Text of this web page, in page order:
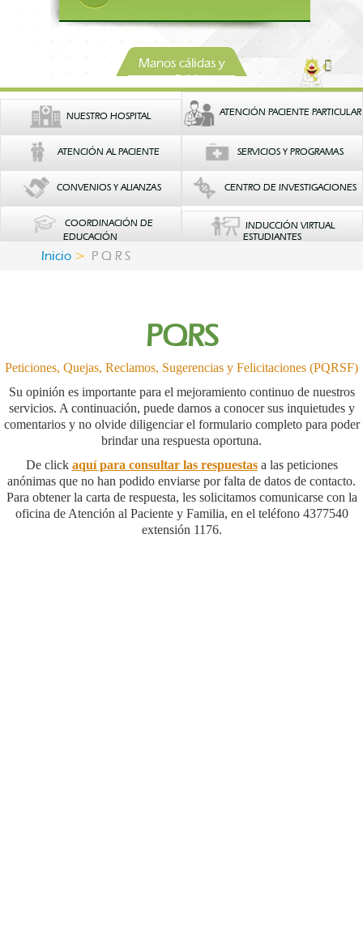
Manos cálidas y
confiables
NUESTRO HOSPITAL ATENCIÓN PACIENTE PARTICULAR
ATENCIÓN AL PACIENTE SERVICIOS Y PROGRAMAS
CONVENIOS Y ALIANZAS CENTRO DE INVESTIGACIONES
COORDINACIÓN DE
EDUCACIÓN
INDUCCIÓN VIRTUAL
ESTUDIANTES
Inicio P Q R S
PQRS
Peticiones, Quejas, Reclamos, Sugerencias y Felicitaciones (PQRSF)
Su opinión es importante para el mejoramiento continuo de nuestros
servicios. A continuación, puede darnos a conocer sus inquietudes y
comentarios y no olvide diligenciar el formulario completo para poder
brindar una respuesta oportuna.
De click aquí para consultar las respuestasa las peticiones
anónimas que no han podido enviarse por falta de datos de contacto.
Para obtener la carta de respuesta, les solicitamos comunicarse con la
oficina de Atención al Paciente y Familia, en el teléfono 4377540
extensión 1176.